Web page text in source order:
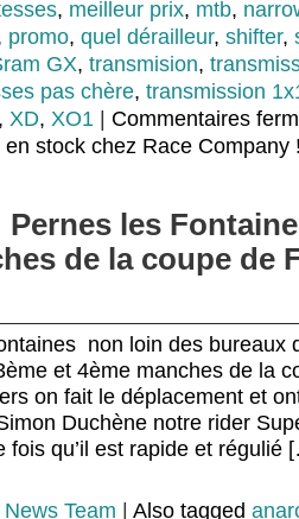
, meilleur prix, mtb,
promo, quel dérailleur, shifter,
GX, transmision,
pas chère, transmission
, XD, XO1
Commentaires
stock chez Race Company
les
de la coupe de
non loin des bureaux
et 4ème manches de la
on fait le déplacement et
Duchène notre rider
fois qu’il est rapide et régulié
News Team Also tagged